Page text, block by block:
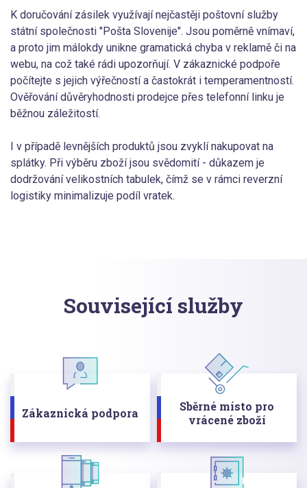
K doručování zásilek využívají nejčastěji poštovní služby
státní společnosti "Pošta Slovenije". Jsou poměrně vnímaví,
a proto jim málokdy unikne gramatická chyba v reklamě či na
webu, na což také rádi upozorňují. V zákaznické podpoře
počítejte s jejich výřečností a častokrát i temperamentností.
Ověřování důvěryhodnosti prodejce přes telefonní linku je
běžnou záležitostí.
I v případě levnějších produktů jsou zvyklí nakupovat na
splátky. Při výběru zboží jsou svědomití - důkazem je
dodržování velikostních tabulek, čímž se v rámci reverzní
logistiky minimalizuje podíl vratek.
Související služby
Zákaznická podpora
Sběrné místo pro
vrácené zboží